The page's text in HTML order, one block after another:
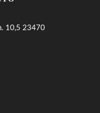
10,5 23470